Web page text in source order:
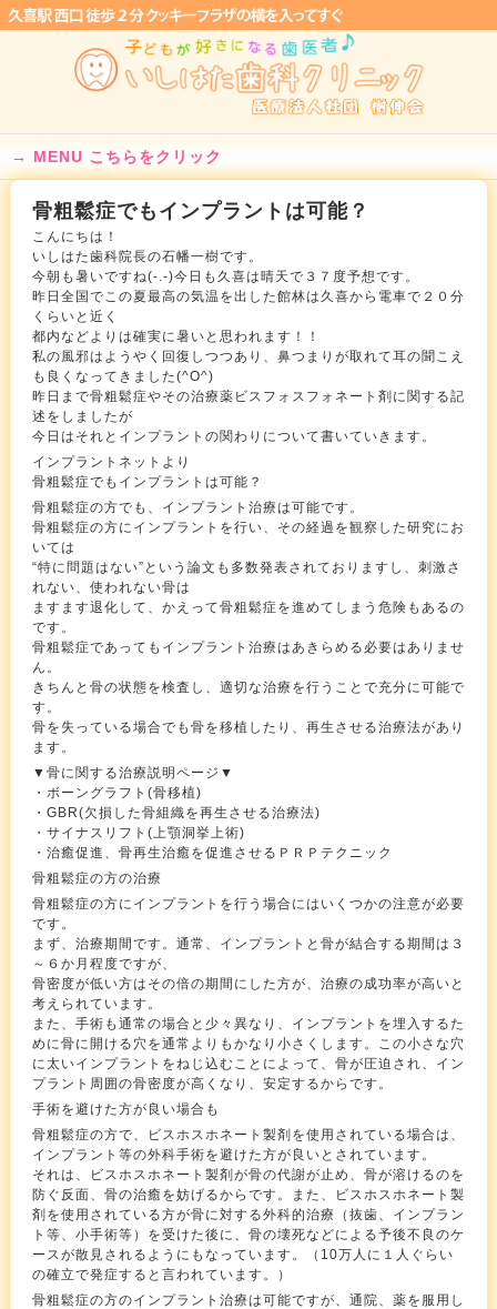
MENU こちらをクリック
骨粗鬆症でもインプラントは可能？
こんにちは！
いしはた歯科院長の石幡一樹です。
今朝も暑いですね(-.-)今日も久喜は晴天で３７度予想です。
昨日全国でこの夏最高の気温を出した館林は久喜から電車で２０分
くらいと近く
都内などよりは確実に暑いと思われます！！
私の風邪はようやく回復しつつあり、鼻つまりが取れて耳の聞こえ
も良くなってきました(^O^)
昨日まで骨粗鬆症やその治療薬ビスフォスフォネート剤に関する記
述をしましたが
今日はそれとインプラントの関わりについて書いていきます。
インプラントネットより
骨粗鬆症でもインプラントは可能？
骨粗鬆症の方でも、インプラント治療は可能です。
骨粗鬆症の方にインプラントを行い、その経過を観察した研究にお
いては
“特に問題はない”という論文も多数発表されておりますし、刺激さ
れない、使われない骨は
ますます退化して、かえって骨粗鬆症を進めてしまう危険もあるの
です。
骨粗鬆症であってもインプラント治療はあきらめる必要はありませ
ん。
きちんと骨の状態を検査し、適切な治療を行うことで充分に可能で
す。
骨を失っている場合でも骨を移植したり、再生させる治療法があり
ます。
▼骨に関する治療説明ページ▼
・ボーングラフト(骨移植)
・GBR(欠損した骨組織を再生させる治療法)
・サイナスリフト(上顎洞挙上術)
・治癒促進、骨再生治癒を促進させるＰＲＰテクニック
骨粗鬆症の方の治療
骨粗鬆症の方にインプラントを行う場合にはいくつかの注意が必要
です。
まず、治療期間です。通常、インプラントと骨が結合する期間は３
～６か月程度ですが、
骨密度が低い方はその倍の期間にした方が、治療の成功率が高いと
考えられています。
また、手術も通常の場合と少々異なり、インプラントを埋入するた
めに骨に開ける穴を通常よりもかなり小さくします。この小さな穴
に太いインプラントをねじ込むことによって、骨が圧迫され、イン
プラント周囲の骨密度が高くなり、安定するからです。
手術を避けた方が良い場合も
骨粗鬆症の方で、ビスホスホネート製剤を使用されている場合は、
インプラント等の外科手術を避けた方が良いとされています。
それは、ビスホスホネート製剤が骨の代謝が止め、骨が溶けるのを
防ぐ反面、骨の治癒を妨げるからです。また、ビスホスホネート製
剤を使用されている方が骨に対する外科的治療（抜歯、インプラン
ト等、小手術等）を受けた後に、骨の壊死などによる予後不良のケ
ースが散見されるようにもなっています。（10万人に１人ぐらい
の確立で発症すると言われています。）
骨粗鬆症の方のインプラント治療は可能ですが、通院、薬を服用し